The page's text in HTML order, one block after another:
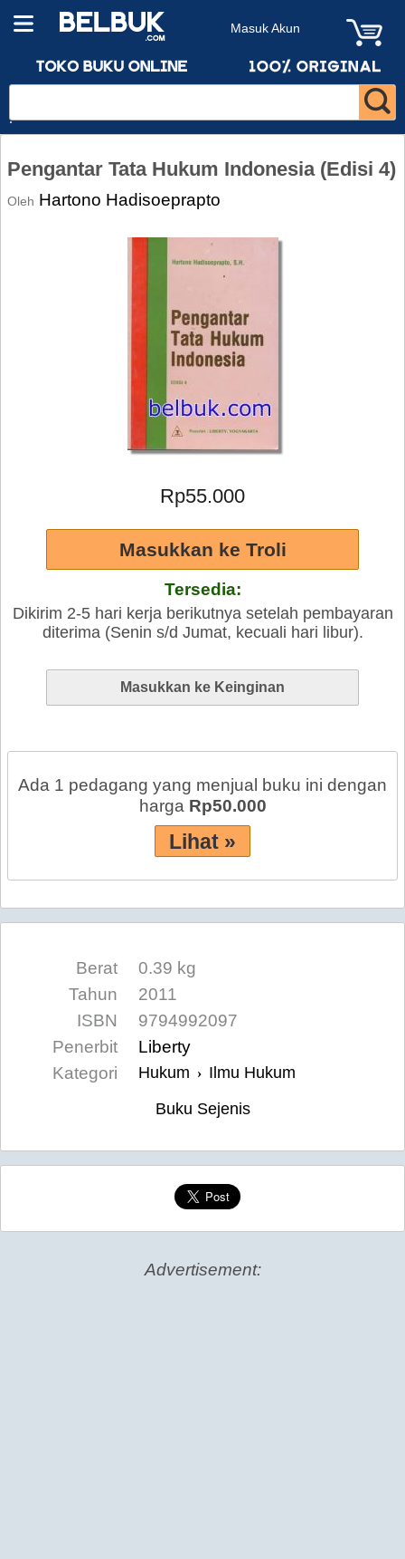
Masuk Akun
Pengantar Tata Hukum Indonesia (Edisi 4)
Oleh Hartono Hadisoeprapto
Rp55.000
Tersedia:
Dikirim 2-5 hari kerja berikutnya setelah pembayaran
diterima (Senin s/d Jumat, kecuali hari libur).
Ada 1 pedagang yang menjual buku ini dengan
harga Rp50.000
Lihat »
Berat
0.39 kg
Tahun
2011
ISBN
9794992097
Penerbit
Liberty
Kategori
Hukum › Ilmu Hukum
Buku Sejenis
Advertisement: